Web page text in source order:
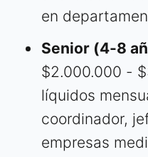
en
Senior (4-8
$2.000.000 -
líquidos
coordinador,
empresas